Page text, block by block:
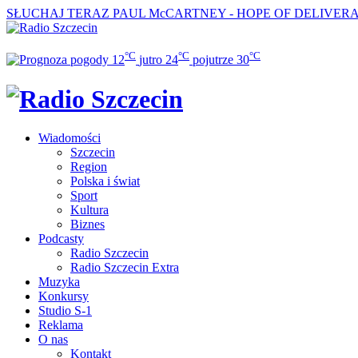
SŁUCHAJ TERAZ PAUL McCARTNEY - HOPE OF
12°C jutro 24°C pojutrze 30°C
Wiadomości
Szczecin
Region
Polska i świat
Sport
Kultura
Biznes
Podcasty
Radio Szczecin
Radio Szczecin Extra
Muzyka
Konkursy
Studio S-1
Reklama
O nas
Kontakt